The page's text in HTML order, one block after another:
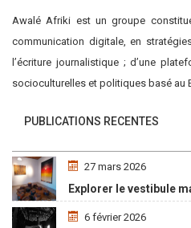
Awalé Afriki est un groupe
communication digitale, en
l’écriture journalistique ; d’une
socioculturelles et politiques basé au
PUBLICATIONS RECENTES
27 mars 2026
6 février 2026